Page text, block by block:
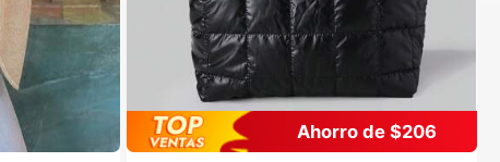
Ahorro de $206